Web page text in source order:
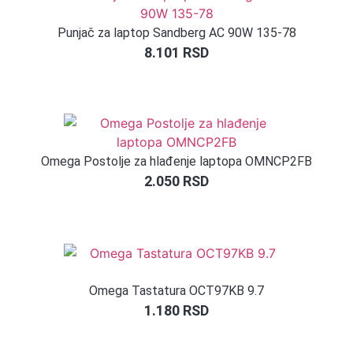
Punjač za laptop Sandberg AC 90W 135-78
8.101 RSD
Omega Postolje za hlađenje laptopa OMNCP2FB
2.050 RSD
Omega Tastatura OCT97KB 9.7
1.180 RSD